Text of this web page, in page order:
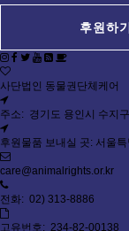
후원하기
사단법인 동물권단체케어
주소: 경기도 용인시 수지
후원물품 보내실 곳: 서울
care@animalrights.or.kr
전화: 02) 313-8886
고유번호: 234-82-00138